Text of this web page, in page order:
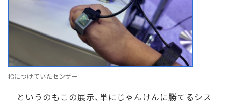
指につけていたセンサー
というのもこの展示、単にじゃんけんに勝てるシス